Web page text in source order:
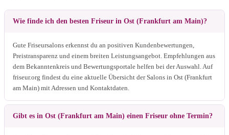
Wie finde ich den besten Friseur in Ost (Frankfurt am Main)?
Gute Friseursalons erkennst du an positiven Kundenbewertungen,
Preistransparenz und einem breiten Leistungsangebot. Empfehlungen aus
dem Bekanntenkreis und Bewertungsportale helfen bei der Auswahl. Auf
friseur.org findest du eine aktuelle Übersicht der Salons in Ost (Frankfurt
am Main) mit Adressen und Kontaktdaten.
Gibt es in Ost (Frankfurt am Main) einen Friseur ohne Termin?